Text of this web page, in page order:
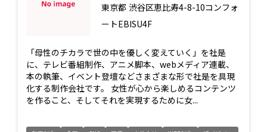
東京都 渋谷区恵比寿4-8-10コンフォ
ートEBISU4F
「母性のチカラで世の中を優しく変えていく」を社是
に、テレビ番組制作、アニメ脚本、webメディア連載、
本の執筆、イベント登壇などさまざまな形で社是を具現
化する制作会社です。 女性が心から楽しめるコンテンツ
を作ること、そしてそれを実現するために女...